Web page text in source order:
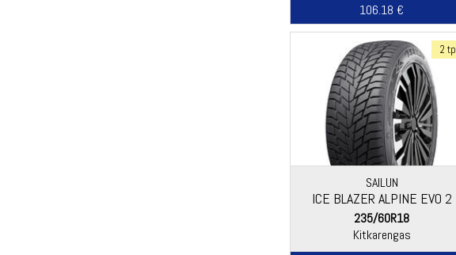
106.18 €
2 tp
SAILUN
ICE BLAZER ALPINE EVO 2
235/60R18
Kitkarengas